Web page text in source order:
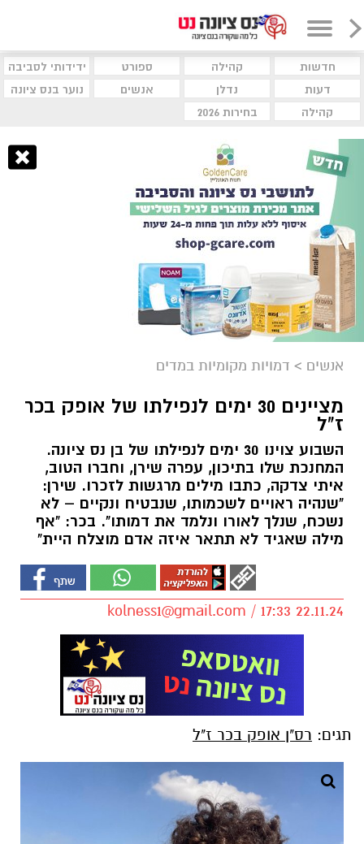
חדשות קהילה ספורט
ידידותי לסביבה
דעות
נדלן אנשים
נוער בנס ציונה
קהילה
בחירות 2026
אנשים > דמויות מקומיות במדים
מציינים 30 ימים לנפילתו של אופק בכר
ז"ל
השבוע צוינו 30 ימים לנפילתו של בן נס ציונה.
המחנכת שלו בתיכון, עפרה שירן, וחברו הטוב,
איתי צדקה, כתבו מילים מרגשות לזכרו. שירן:
"שנהיה ראויים לשכמותו, שנבטיח ונקיים – לא
נשכח, שנלך לאורו ונלמד את דמותו". בכר: "אף
מילה שאגיד לא תתאר איזה אדם מוצלח היית"
kolness1@gmail.com / 17:33 22.11.24
תגים: רס"ן אופק בכר ז"ל